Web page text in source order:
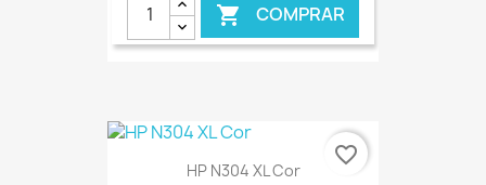
 COMPRAR
€ ONLINE
HP N304 XL Cor
favorite_border